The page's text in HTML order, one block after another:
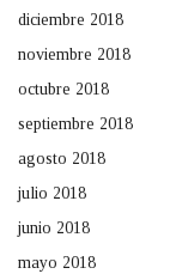
diciembre 2018
noviembre 2018
octubre 2018
septiembre 2018
agosto 2018
julio 2018
junio 2018
mayo 2018